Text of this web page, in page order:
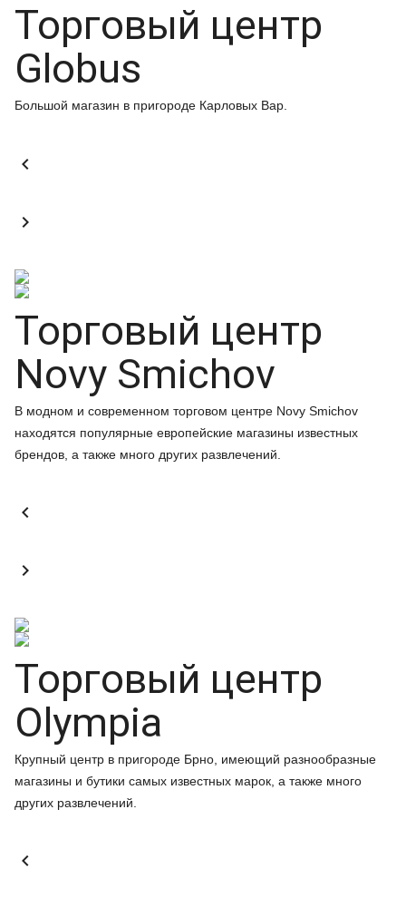
Торговый центр
Globus
Большой магазин в пригороде Карловых Вар.


Торговый центр
Novy Smichov
В модном и современном торговом центре Novy Smichov
находятся популярные европейские магазины известных
брендов, а также много других развлечений.


Торговый центр
Olympia
Крупный центр в пригороде Брно, имеющий разнообразные
магазины и бутики самых известных марок, а также много
других развлечений.
